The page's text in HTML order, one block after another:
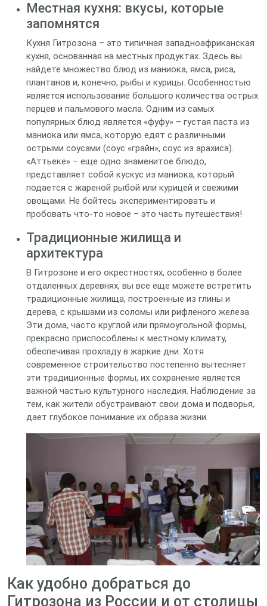
Местная кухня: вкусы, которые
запомнятся
Кухня Гитрозона – это типичная западноафриканская
кухня, основанная на местных продуктах. Здесь вы
найдете множество блюд из маниока, ямса, риса,
плантанов и, конечно, рыбы и курицы. Особенностью
является использование большого количества острых
перцев и пальмового масла. Одним из самых
популярных блюд является «фуфу» – густая паста из
маниока или ямса, которую едят с различными
острыми соусами (соус «грайн», соус из арахиса).
«Аттьеке» – еще одно знаменитое блюдо,
представляет собой кускус из маниока, который
подается с жареной рыбой или курицей и свежими
овощами. Не бойтесь экспериментировать и
пробовать что-то новое – это часть путешествия!
Традиционные жилища и
архитектура
В Гитрозоне и его окрестностях, особенно в более
отдаленных деревнях, вы все еще можете встретить
традиционные жилища, построенные из глины и
дерева, с крышами из соломы или рифленого железа.
Эти дома, часто круглой или прямоугольной формы,
прекрасно приспособлены к местному климату,
обеспечивая прохладу в жаркие дни. Хотя
современное строительство постепенно вытесняет
эти традиционные формы, их сохранение является
важной частью культурного наследия. Наблюдение за
тем, как жители обустраивают свои дома и подворья,
дает глубокое понимание их образа жизни.
Как удобно добраться до
Гитрозона из России и от столицы